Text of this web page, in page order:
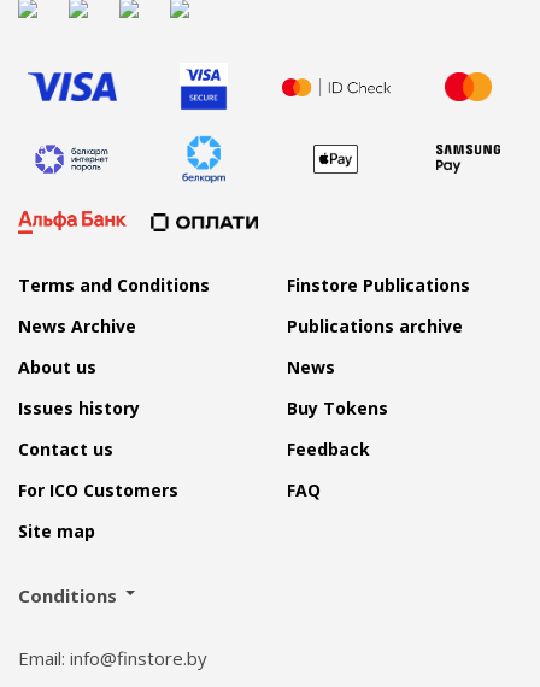
Terms and Conditions
Finstore Publications
News Archive
Publications archive
About us
News
Issues history
Buy Tokens
Contact us
Feedback
For ICO Customers
FAQ
Site map
Conditions
Email: info@finstore.by